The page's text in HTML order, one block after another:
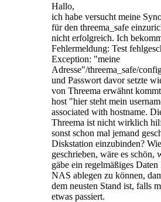
Hallo,
ich habe versucht meine
für den threema_safe
nicht erfolgreich. Ich
Fehlermeldung: Test
Exception: "meine
Adresse"/threema_safe/
und Passwort davor setzte
von Threema erwähnt
host "hier steht mein
associated with hostname.
Threema ist nicht wirklich
sonst schon mal jemand
Diskstation einzubinden?
geschrieben, wäre es schön,
gäbe ein regelmäßiges
NAS ablegen zu können,
dem neusten Stand ist, falls
etwas passiert.